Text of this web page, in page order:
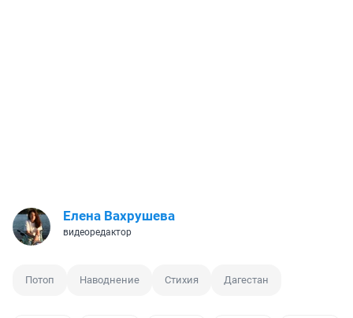
Елена Вахрушева
видеоредактор
Потоп Наводнение Стихия Дагестан